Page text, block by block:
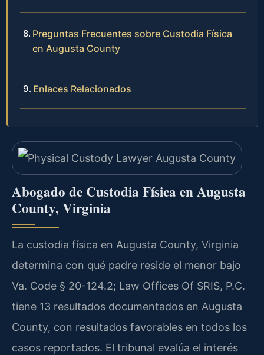
Preguntas Frecuentes sobre Custodia Física
en Augusta County
Enlaces Relacionados
Abogado de Custodia Física en Augusta
County, Virginia
La custodia física en Augusta County, Virginia
determina con qué padre reside el menor bajo
Va. Code § 20-124.2; Law Offices Of SRIS, P.C.
tiene 13 resultados documentados en Augusta
County, con resultados favorables en todos los
casos reportados. El tribunal evalúa el interés